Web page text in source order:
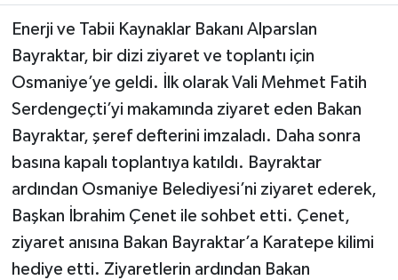
Enerji ve Tabii Kaynaklar Bakanı Alparslan
Bayraktar, bir dizi ziyaret ve toplantı için
Osmaniye’ye geldi. İlk olarak Vali Mehmet Fatih
Serdengeçti’yi makamında ziyaret eden Bakan
Bayraktar, şeref defterini imzaladı. Daha sonra
basına kapalı toplantıya katıldı. Bayraktar
ardından Osmaniye Belediyesi’ni ziyaret ederek,
Başkan İbrahim Çenet ile sohbet etti. Çenet,
ziyaret anısına Bakan Bayraktar’a Karatepe kilimi
hediye etti. Ziyaretlerin ardından Bakan